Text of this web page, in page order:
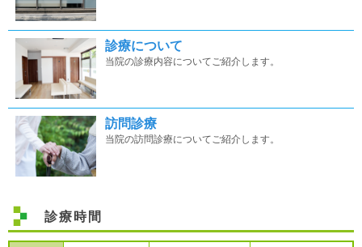
診療について
当院の診療内容についてご紹介します。
訪問診療
当院の訪問診療についてご紹介します。
診療時間